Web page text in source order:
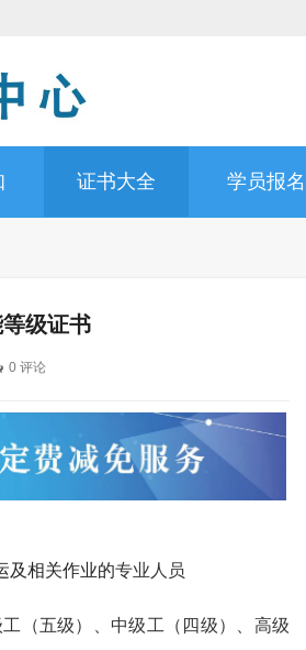
证书大全 学员报名
级证书
0 评论
及相关作业的专业人员
（五级）、中级工（四级）、高级